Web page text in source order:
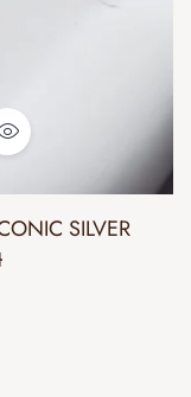
SILVER